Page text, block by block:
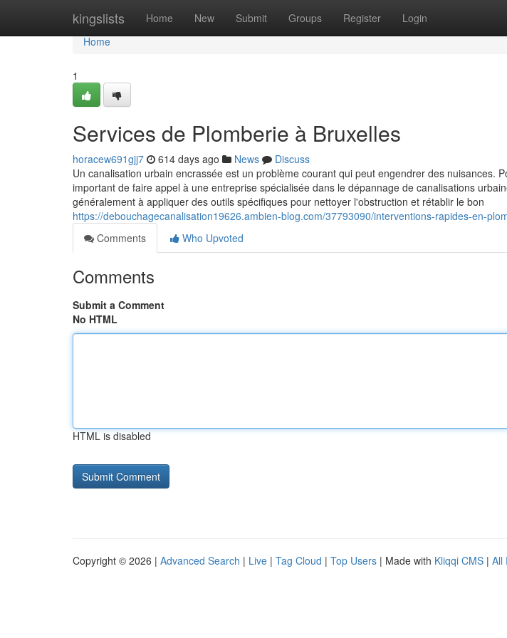
kingslists Home New Submit Groups Register Login
Home
Home
1
Services de Plomberie à Bruxelles
horacew691gjj7 614 days ago News
Discuss
Un canalisation urbain encrassée est un problème courant qui peut engendrer des nuisances.
important de faire appel à une entreprise spécialisée dans le dépannage de canalisations
généralement à appliquer des outils spécifiques pour nettoyer l'obstruction et rétablir le bon
https://debouchagecanalisation19626.ambien-blog.com/37793090/interventions-rapides-en-
Comments
Who Upvoted
Comments
Submit a Comment
No HTML
HTML is disabled
Copyright © 2026 | Advanced Search | Live | Tag Cloud | Top Users | Made with Kliqqi CMS | All